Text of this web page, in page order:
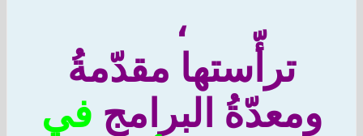
ترأّستها مقدّمةُ
البرامجفي